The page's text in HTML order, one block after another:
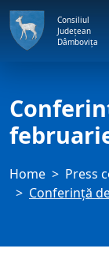
Consiliul
Județean
Dâmbovița
Home
Press
Conferință